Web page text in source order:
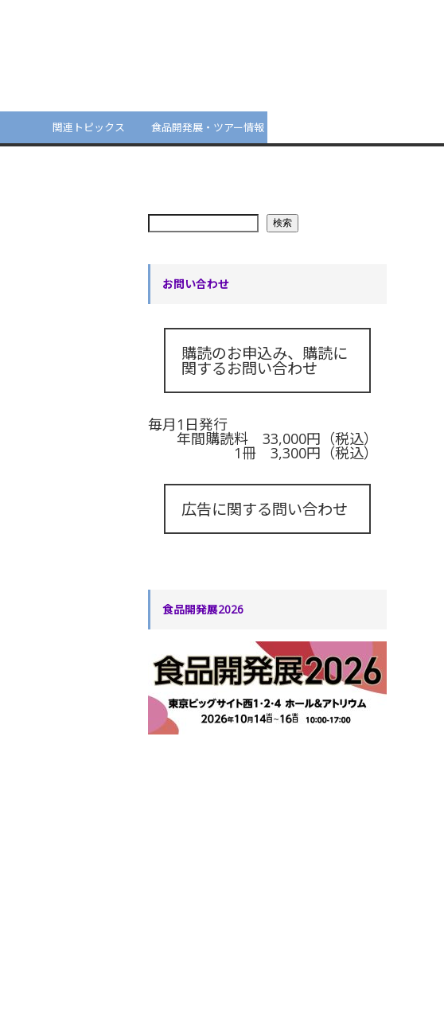
関連トピックス 食品開発展・ツアー情報
検索
お問い合わせ
購読のお申込み、購読に
関するお問い合わせ
毎月1日発行
年間購読料 33,000円（税込）
1冊 3,300円（税込）
広告に関する問い合わせ
食品開発展2026